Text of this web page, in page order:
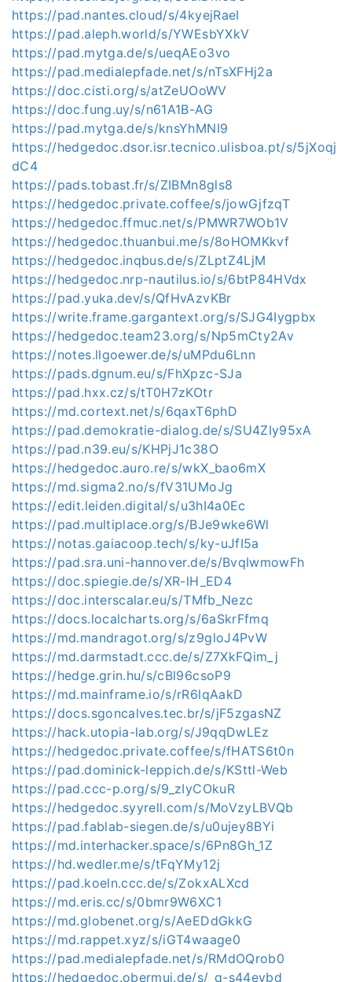
https://pad.nantes.cloud/s/4kyejRaeI
https://pad.aleph.world/s/YWEsbYXkV
https://pad.mytga.de/s/ueqAEo3vo
https://pad.medialepfade.net/s/nTsXFHj2a
https://doc.cisti.org/s/atZeUOoWV
https://doc.fung.uy/s/n61A1B-AG
https://pad.mytga.de/s/knsYhMNI9
https://hedgedoc.dsor.isr.tecnico.ulisboa.pt/s/5jXoqj
dC4
https://pads.tobast.fr/s/ZIBMn8gls8
https://hedgedoc.private.coffee/s/jowGjfzqT
https://hedgedoc.ffmuc.net/s/PMWR7WOb1V
https://hedgedoc.thuanbui.me/s/8oHOMKkvf
https://hedgedoc.inqbus.de/s/ZLptZ4LjM
https://hedgedoc.nrp-nautilus.io/s/6btP84HVdx
https://pad.yuka.dev/s/QfHvAzvKBr
https://write.frame.gargantext.org/s/SJG4Iygpbx
https://hedgedoc.team23.org/s/Np5mCty2Av
https://notes.llgoewer.de/s/uMPdu6Lnn
https://pads.dgnum.eu/s/FhXpzc-SJa
https://pad.hxx.cz/s/tT0H7zKOtr
https://md.cortext.net/s/6qaxT6phD
https://pad.demokratie-dialog.de/s/SU4ZIy95xA
https://pad.n39.eu/s/KHPjJ1c38O
https://hedgedoc.auro.re/s/wkX_bao6mX
https://md.sigma2.no/s/fV31UMoJg
https://edit.leiden.digital/s/u3hI4a0Ec
https://pad.multiplace.org/s/BJe9wke6Wl
https://notas.gaiacoop.tech/s/ky-uJfI5a
https://pad.sra.uni-hannover.de/s/BvqIwmowFh
https://doc.spiegie.de/s/XR-lH_ED4
https://doc.interscalar.eu/s/TMfb_Nezc
https://docs.localcharts.org/s/6aSkrFfmq
https://md.mandragot.org/s/z9gloJ4PvW
https://md.darmstadt.ccc.de/s/Z7XkFQim_j
https://hedge.grin.hu/s/cBl96csoP9
https://md.mainframe.io/s/rR6lqAakD
https://docs.sgoncalves.tec.br/s/jF5zgasNZ
https://hack.utopia-lab.org/s/J9qqDwLEz
https://hedgedoc.private.coffee/s/fHATS6t0n
https://pad.dominick-leppich.de/s/KSttl-Web
https://pad.ccc-p.org/s/9_zIyCOkuR
https://hedgedoc.syyrell.com/s/MoVzyLBVQb
https://pad.fablab-siegen.de/s/u0ujey8BYi
https://md.interhacker.space/s/6Pn8Gh_1Z
https://hd.wedler.me/s/tFqYMy12j
https://pad.koeln.ccc.de/s/ZokxALXcd
https://md.eris.cc/s/0bmr9W6XC1
https://md.globenet.org/s/AeEDdGkkG
https://md.rappet.xyz/s/iGT4waage0
https://pad.medialepfade.net/s/RMdOQrob0
https://hedgedoc.obermui.de/s/_q-s44eybd